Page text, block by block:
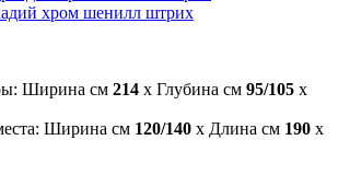
хром шенилл штрих
Ширина см 214 x Глубина см 95/105 x
Ширина см 120/140 x Длина см 190 x